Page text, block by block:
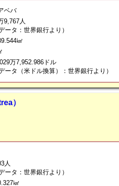
ベバ
9,767人
ータ：世界銀行より）
㎢
万7,952.986ドル
ータ（米ドル換算）：世界銀行より）
）
人
ータ：世界銀行より）
㎢